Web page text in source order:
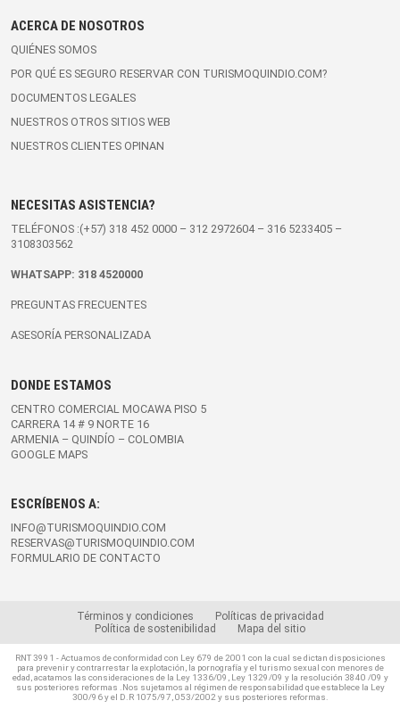
ACERCA DE NOSOTROS
QUIÉNES SOMOS
POR QUÉ ES SEGURO RESERVAR CON TURISMOQUINDIO.COM?
DOCUMENTOS LEGALES
NUESTROS OTROS SITIOS WEB
NUESTROS CLIENTES OPINAN
NECESITAS ASISTENCIA?
TELÉFONOS :(+57) 318 452 0000 – 312 2972604– 316 5233405 –
3108303562
WHATSAPP: 318 4520000
PREGUNTAS FRECUENTES
ASESORÍA PERSONALIZADA
DONDE ESTAMOS
CENTRO COMERCIAL MOCAWA PISO 5
CARRERA 14 # 9 NORTE 16
ARMENIA – QUINDÍO – COLOMBIA
GOOGLE MAPS
ESCRÍBENOS A:
INFO@TURISMOQUINDIO.COM
RESERVAS@TURISMOQUINDIO.COM
FORMULARIO DE CONTACTO
Términos y condiciones
Políticas de privacidad
Política de sostenibilidad
Mapa del sitio
RNT 3991 - Actuamos de conformidad con Ley 679 de 2001 con la cual se dictan disposiciones
para prevenir y contrarrestar la explotación, la pornografía y el turismo sexual con menores de
edad, acatamos las consideraciones de la Ley 1336/09, Ley 1329/09 y la resolución 3840 /09 y
sus posteriores reformas .Nos sujetamos al régimen de responsabilidad que establece la Ley
300/96 y el D.R 1075/97, 053/2002 y sus posteriores reformas.